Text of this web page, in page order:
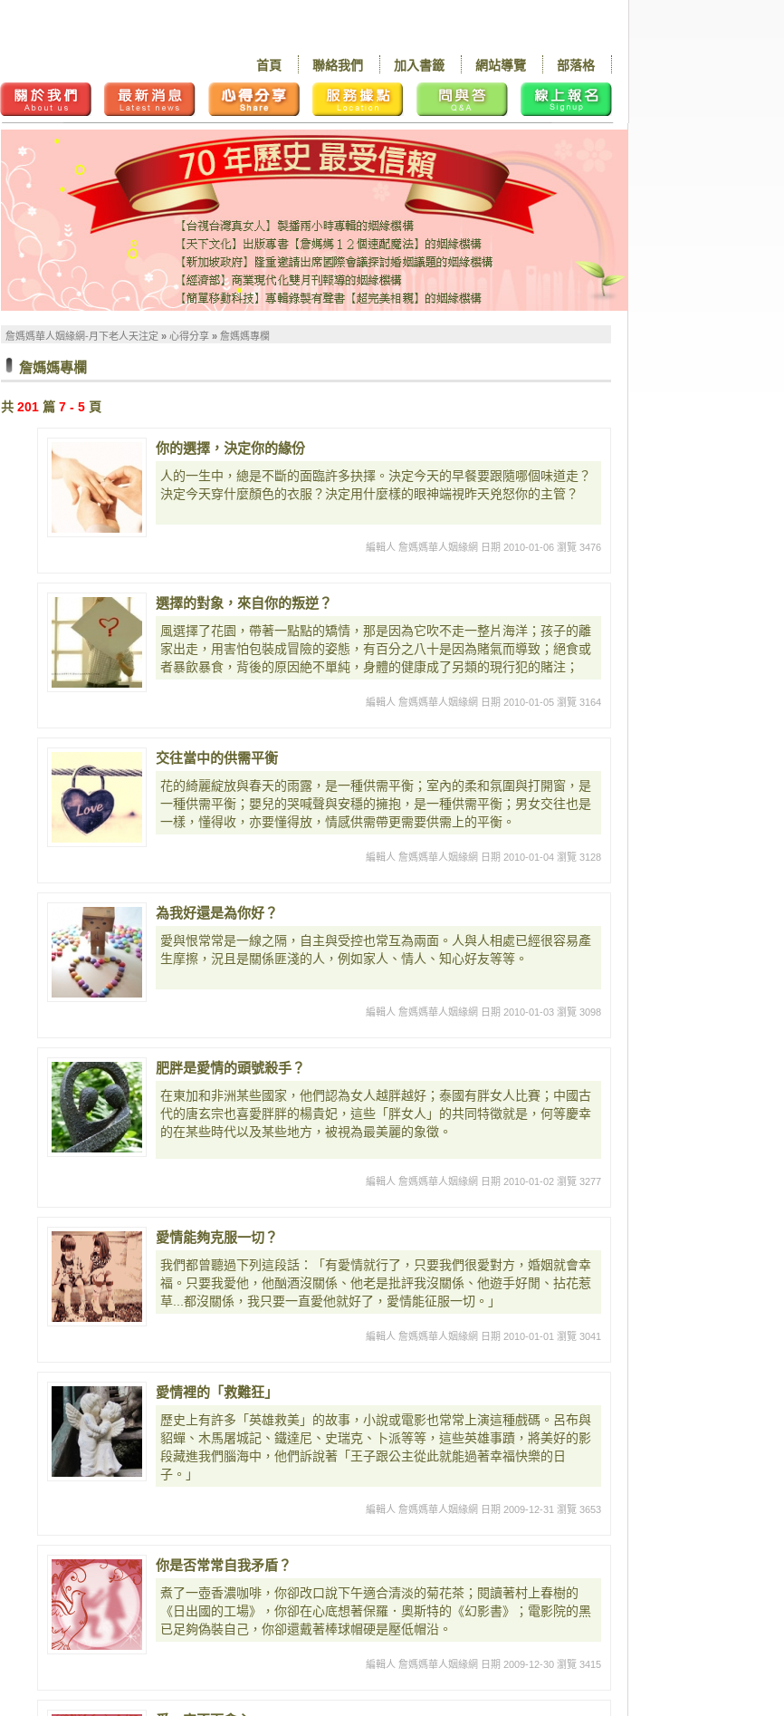
部落格
網站導覽
加入書籤
聯絡我們
首頁
詹媽媽華人姻緣網-月下老人天注定 » 心得分享 » 詹媽媽專欄
詹媽媽專欄
共 201 篇 7 - 5 頁
你的選擇，決定你的緣份
人的一生中，總是不斷的面臨許多抉擇。決定今天的早餐要跟隨哪個味道走？
決定今天穿什麼顏色的衣服？決定用什麼樣的眼神端視昨天兇怒你的主管？
編輯人 詹媽媽華人姻緣網 日期 2010-01-06 瀏覽 3476
選擇的對象，來自你的叛逆？
風選擇了花園，帶著一點點的矯情，那是因為它吹不走一整片海洋；孩子的離
家出走，用害怕包裝成冒險的姿態，有百分之八十是因為賭氣而導致；絕食或
者暴飲暴食，背後的原因絶不單純，身體的健康成了另類的現行犯的賭注；
編輯人 詹媽媽華人姻緣網 日期 2010-01-05 瀏覽 3164
交往當中的供需平衡
花的綺麗綻放與春天的雨露，是一種供需平衡；室內的柔和氛圍與打開窗，是
一種供需平衡；嬰兒的哭喊聲與安穩的擁抱，是一種供需平衡；男女交往也是
一樣，懂得收，亦要懂得放，情感供需帶更需要供需上的平衡。
編輯人 詹媽媽華人姻緣網 日期 2010-01-04 瀏覽 3128
為我好還是為你好？
愛與恨常常是一線之隔，自主與受控也常互為兩面。人與人相處已經很容易產
生摩擦，況且是關係匪淺的人，例如家人、情人、知心好友等等。
編輯人 詹媽媽華人姻緣網 日期 2010-01-03 瀏覽 3098
肥胖是愛情的頭號殺手？
在東加和非洲某些國家，他們認為女人越胖越好；泰國有胖女人比賽；中國古
代的唐玄宗也喜愛胖胖的楊貴妃，這些「胖女人」的共同特徵就是，何等慶幸
的在某些時代以及某些地方，被視為最美麗的象徵。
編輯人 詹媽媽華人姻緣網 日期 2010-01-02 瀏覽 3277
愛情能夠克服一切？
我們都曾聽過下列這段話：「有愛情就行了，只要我們很愛對方，婚姻就會幸
福。只要我愛他，他酗酒沒關係、他老是批評我沒關係、他遊手好閒、拈花惹
草...都沒關係，我只要一直愛他就好了，愛情能征服一切。」
編輯人 詹媽媽華人姻緣網 日期 2010-01-01 瀏覽 3041
愛情裡的「救難狂」
歷史上有許多「英雄救美」的故事，小說或電影也常常上演這種戲碼。呂布與
貂蟬、木馬屠城記、鐵達尼、史瑞克、卜派等等，這些英雄事蹟，將美好的影
段藏進我們腦海中，他們訴說著「王子跟公主從此就能過著幸福快樂的日
子。」
編輯人 詹媽媽華人姻緣網 日期 2009-12-31 瀏覽 3653
你是否常常自我矛盾？
煮了一壺香濃咖啡，你卻改口說下午適合清淡的菊花茶；閱讀著村上春樹的
《日出國的工場》，你卻在心底想著保羅．奧斯特的《幻影書》；電影院的黑
已足夠偽裝自己，你卻還戴著棒球帽硬是壓低帽沿。
編輯人 詹媽媽華人姻緣網 日期 2009-12-30 瀏覽 3415